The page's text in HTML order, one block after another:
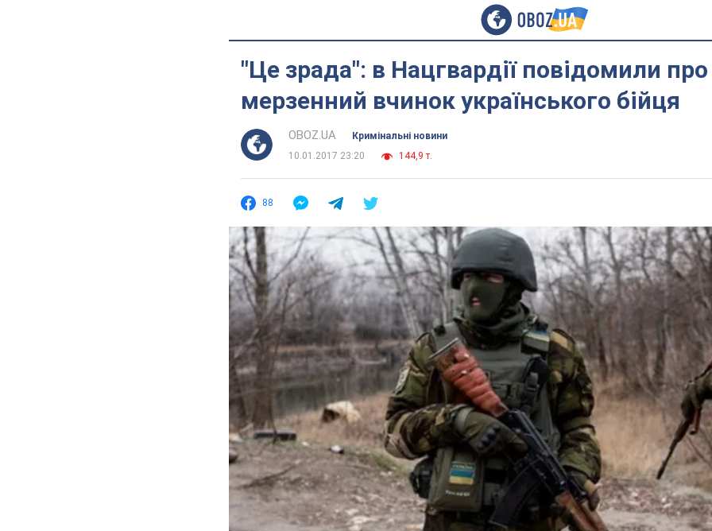
"Це зрада": в Нацгвардії повідомили про
мерзенний вчинок українського бійця
OBOZ.UA
Кримінальні новини
10.01.2017 23:20
144,9 т.
88